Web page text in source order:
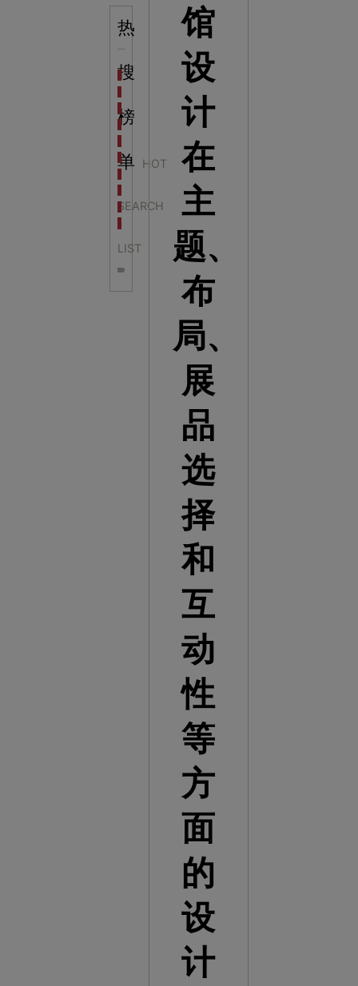
热
搜
榜
单 HOT
SEARCH
LIST
科学梦成功中标公主岭市科技馆新馆项目
科学梦中标中国科学技术馆2022年中国流动科技馆
科学梦中标洛阳市科学技术馆展品采购项目
科学梦中标方城县科技馆展厅升级项目
科学梦中标濮阳县科技馆公共安全体验馆项目
科学梦集团中标广西大学海洋科教馆项目
科学梦集团中标淮师附小科技长廊展项目
科学梦集团中标洪泽湖治理保护展示馆项目
馆
设
计
在
主
题、
布
局、
展
品
选
择
和
互
动
性
等
方
面
的
设
计